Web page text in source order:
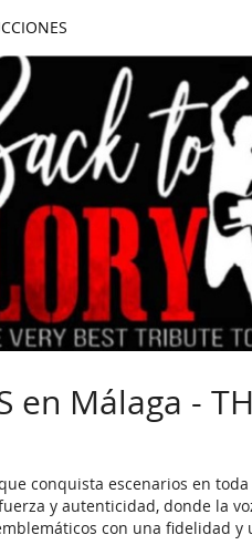
en Málaga -
conquista escenarios en
y autenticidad, donde la
con una fidelidad